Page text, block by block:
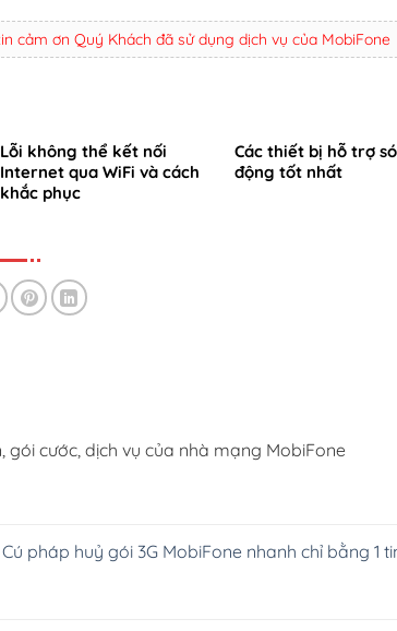
cảm ơn Quý Khách đã sử dụng dịch vụ của MobiFone
Lỗi không thể kết nối
Internet qua WiFi và cách
khắc phục
Các thiết bị hỗ trợ
động tốt nhất
cước, dịch vụ của nhà mạng MobiFone
Cú pháp huỷ gói 3G MobiFone nhanh chỉ bằng 1